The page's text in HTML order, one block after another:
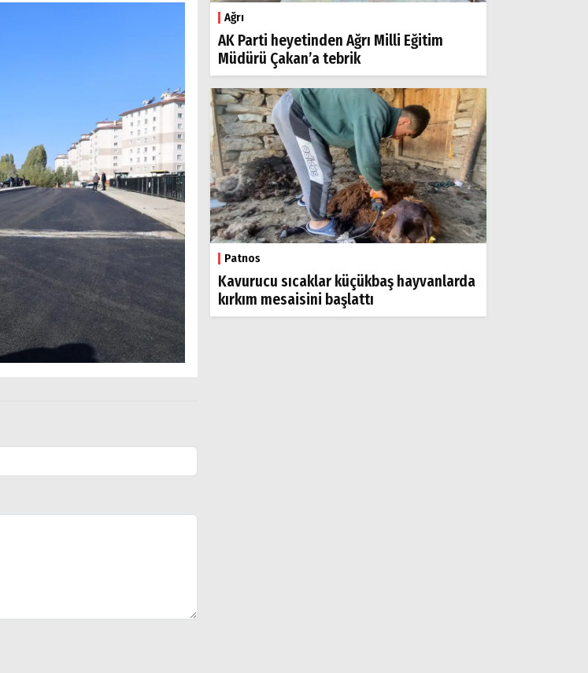
Ağrı
AK Parti heyetinden Ağrı Milli Eğitim
Müdürü Çakan’a tebrik
Patnos
Kavurucu sıcaklar küçükbaş hayvanlarda
kırkım mesaisini başlattı